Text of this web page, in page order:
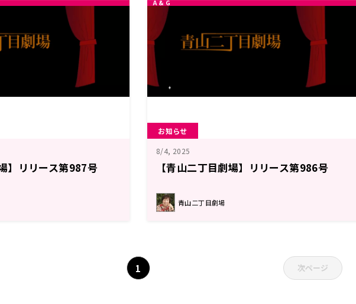
】リリース第987号
お知らせ
8/4, 2025
【青山二丁目劇場】リリース第986号
青山二丁目劇場
1 次ページ